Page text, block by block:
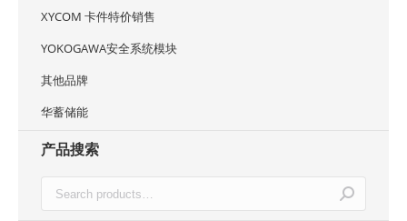
XYCOM 卡件特价销售
YOKOGAWA安全系统模块
其他品牌
华蓄储能
产品搜索